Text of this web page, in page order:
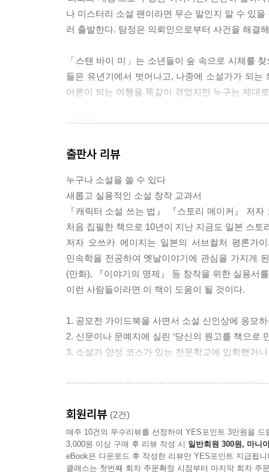
나 미스터리 소설 팬이라면 무슨 말인지 알 수 있
러 출발한다. 탐정은 의뢰인으로부터 사건을 해결
「스탠 바이 미」는 소년들이 숲 속으로 시체를
들은 유년기에서 벗어나고, 나중에 소설가가 되
어른이 되는 여행을 똑같이 겪었지만 누구는 제대
출판사 리뷰
누구나 소설을 쓸 수 있다
새롭고 실용적인 소설 창작 교과서
『캐릭터 소설 쓰는 법』 『스토리 메이커』 저
처음 집필한 책으로 10년이 지난 지금도 일본 스
저자 오쓰카 에이지는 일본의 서브컬처 평론가
민속학을 전공하여 옛날이야기에 관심을 가지게
(만화), 『이야기의 명제』 등 창작을 위한 실용서
이런 사람들이라면 이 책이 도움이 될 것이다.
1. 공모전 가이드북을 사면서 소설 신인상에 응모
2. 신문이나 문예지에 실린 ‘당신의 원고를 책으로
3. 소설가 양성 코스가 있는 전문학교에 입학했거
저자는 여기에 한 가지 조건을 덧붙인다. “그럼에
때문이다. 소설가들은 때때로 이야기를 해체하거
그리고 이야기를 쓰는 힘은 누구나 가지고 있기
이야기 창작의 기초 체력을 다지는 6가지 트레이닝
회원리뷰 (2건)
매주 10건의 우수리뷰를 선정하여 YES포인트 3만원을 드
3,000원 이상 구매 후 리뷰 작성 시 일반회원 300원, 마니
eBook은 다운로드 후 작성한 리뷰만 YES포인트 지급됩니
클래스는 첫번째 회차 주문확정 시점부터 마지막 회차 주